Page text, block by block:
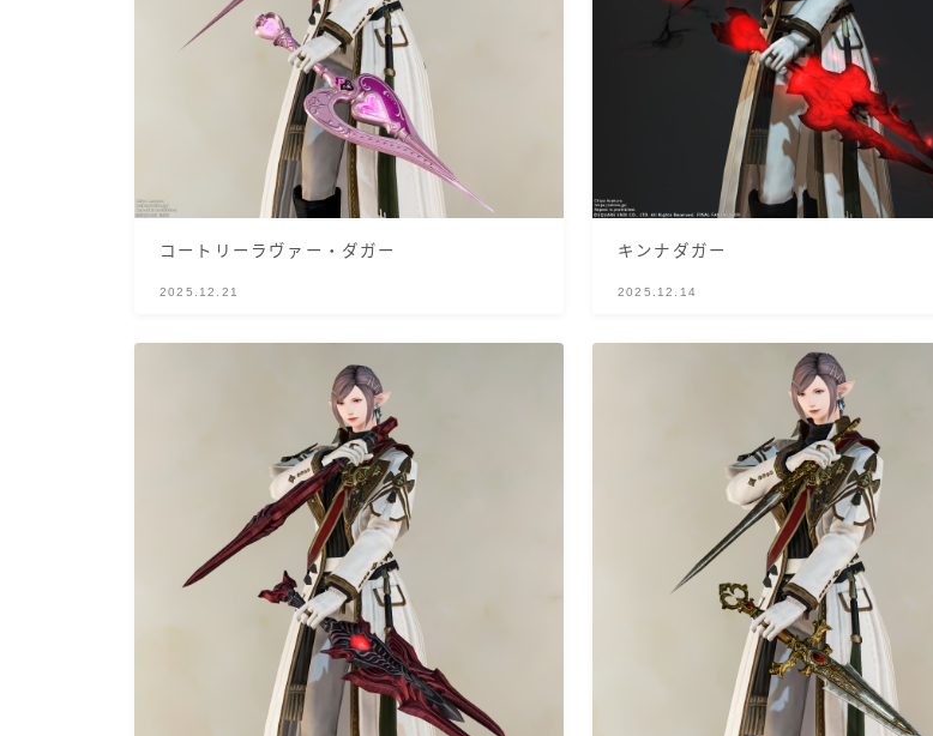
イシュガルド風デザイン
アジムステップ風デザイン
ローライズ
コートリーラヴァー・ダガー
2025.12.21
キンナダガー
2025.12.14